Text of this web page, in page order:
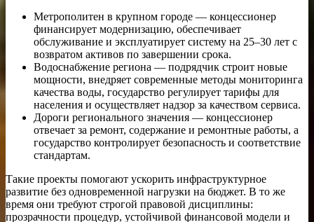
Метрополитен в крупном городе — концессионер
финансирует модернизацию, обеспечивает
обслуживание и эксплуатирует систему на 25–30 лет с
возвратом активов по завершении срока.
Водоснабжение региона — подрядчик строит новые
мощности, внедряет современные методы мониторинга
качества воды, государство регулирует тарифы для
населения и осуществляет надзор за качеством сервиса.
Дороги регионального значения — концессионер
отвечает за ремонт, содержание и ремонтные работы, а
государство контролирует безопасность и соответствие
стандартам.
Такие проекты помогают ускорить инфраструктурное
развитие без одновременной нагрузки на бюджет. В то же
время они требуют строгой правовой дисциплины:
прозрачности процедур, устойчивой финансовой модели и